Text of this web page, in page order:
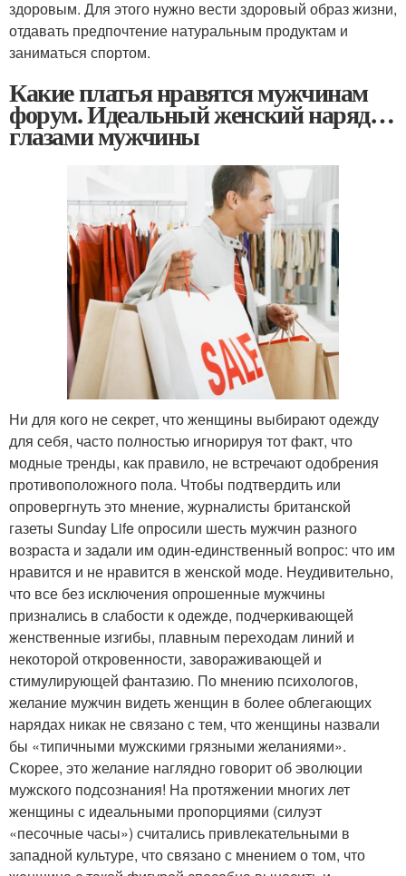
здоровым. Для этого нужно вести здоровый образ жизни,
отдавать предпочтение натуральным продуктам и
заниматься спортом.
Какие платья нравятся мужчинам
форум. Идеальный женский наряд…
глазами мужчины
Ни для кого не секрет, что женщины выбирают одежду
для себя, часто полностью игнорируя тот факт, что
модные тренды, как правило, не встречают одобрения
противоположного пола. Чтобы подтвердить или
опровергнуть это мнение, журналисты британской
газеты Sunday Life опросили шесть мужчин разного
возраста и задали им один-единственный вопрос: что им
нравится и не нравится в женской моде. Неудивительно,
что все без исключения опрошенные мужчины
признались в слабости к одежде, подчеркивающей
женственные изгибы, плавным переходам линий и
некоторой откровенности, завораживающей и
стимулирующей фантазию. По мнению психологов,
желание мужчин видеть женщин в более облегающих
нарядах никак не связано с тем, что женщины назвали
бы «типичными мужскими грязными желаниями».
Скорее, это желание наглядно говорит об эволюции
мужского подсознания! На протяжении многих лет
женщины с идеальными пропорциями (силуэт
«песочные часы») считались привлекательными в
западной культуре, что связано с мнением о том, что